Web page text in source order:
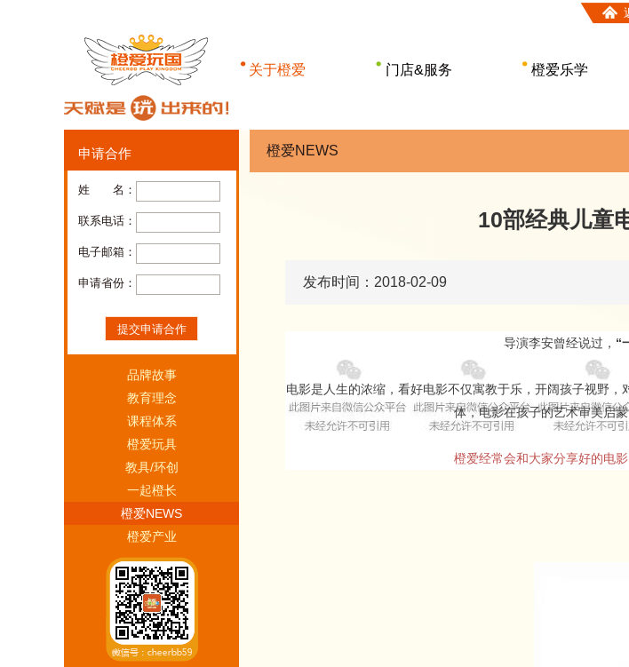
关于橙爱 门店&服务 橙爱乐学
教育理念
橙爱NEWS
智玩·发现天赋
乐学·培育天赋
慧购·妈妈创客
门店类型 课程体系
申请合作
姓 名：
联系电话：
电子邮箱：
申请省份：
品牌故事
教育理念
课程体系
橙爱玩具
教具/环创
一起橙长
橙爱NEWS
橙爱产业
橙爱NEWS
10部经典儿童
发布时间：2018-02-09
导演李安曾经说过， “
电影是人生的浓缩，看好电影不仅寓教于乐，开阔孩子视野
体，电影在孩子的艺术审美启
橙爱经常会和大家分享好的电